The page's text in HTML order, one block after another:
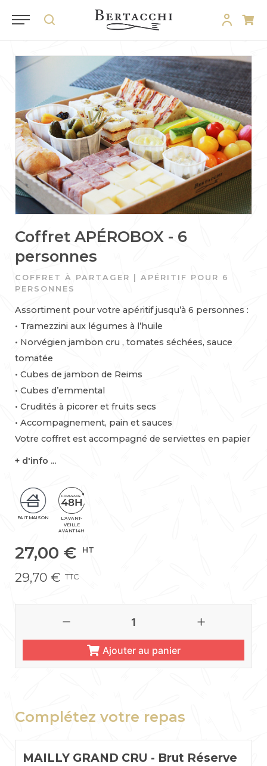
Coffret APÉROBOX - 6
personnes
COFFRET À PARTAGER | APÉRITIF POUR 6
PERSONNES
Assortiment pour votre apéritif jusqu’à 6 personnes :
• Tramezzini aux légumes à l’huile
• Norvégien jambon cru , tomates séchées, sauce
tomatée
• Cubes de jambon de Reims
• Cubes d’emmental
• Crudités à picorer et fruits secs
• Accompagnement, pain et sauces
Votre coffret est accompagné de serviettes en papier
+ d'info ...
FAIT MAISON
L'AVANT-
VEILLE
AVANT 14H
27,00 € HT
29,70 € TTC
Ajouter au panier
Complétez votre repas
MAILLY GRAND CRU - Brut Réserve